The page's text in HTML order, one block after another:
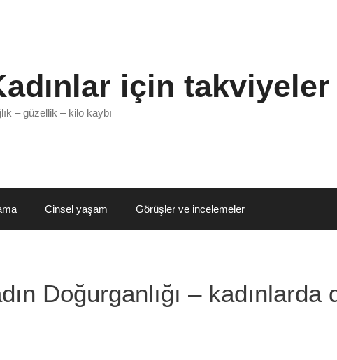
için takviyeler
– güzellik – kilo kaybı
Cinsel yaşam Görüşler ve incelemeler
Doğurganlığı – kadınlarda